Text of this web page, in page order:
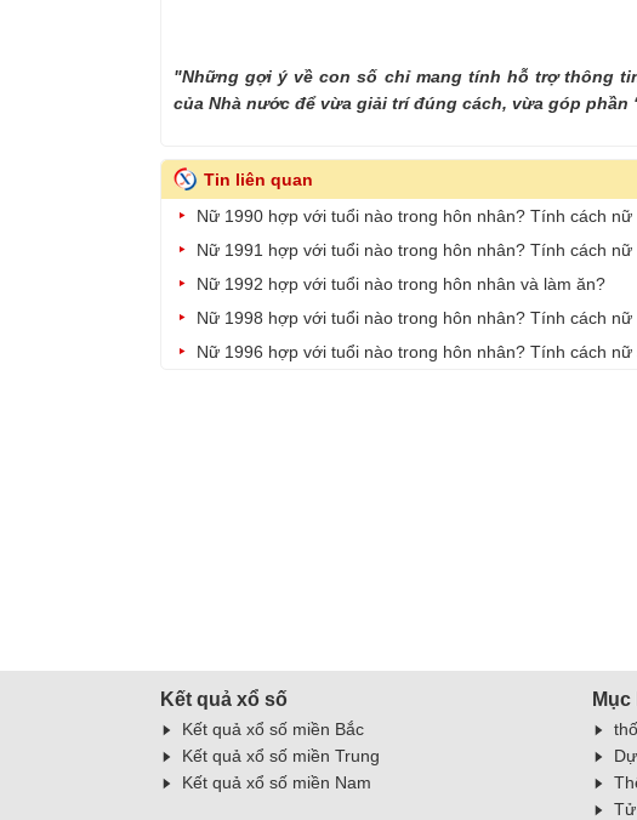
"Những gợi ý về con số chỉ mang tính hỗ trợ thông
của Nhà nước để vừa giải trí đúng cách, vừa góp phần
Tin liên quan
Nữ 1990 hợp với tuổi nào trong hôn nhân? Tính cách nữ
Nữ 1991 hợp với tuổi nào trong hôn nhân? Tính cách nữ
Nữ 1992 hợp với tuổi nào trong hôn nhân và làm ăn?
Nữ 1998 hợp với tuổi nào trong hôn nhân? Tính cách nữ
Nữ 1996 hợp với tuổi nào trong hôn nhân? Tính cách nữ
Kết quả xổ số
Kết quả xổ số miền Bắc
Kết quả xổ số miền Trung
Kết quả xổ số miền Nam
Mục